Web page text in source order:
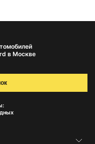
в Москве